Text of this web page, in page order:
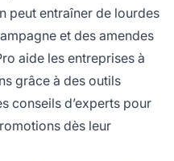
peut entraîner de lourdes
et des amendes
aide les entreprises à
grâce à des outils
conseils d’experts pour
dès leur